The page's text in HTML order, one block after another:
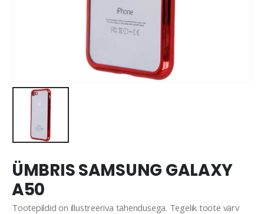
ÜMBRIS SAMSUNG GALAXY
A50
Tootepildid on illustreeriva tähendusega. Tegelik toote värv